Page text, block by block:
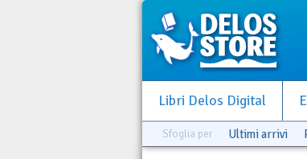
Libri Delos Digital
Sfoglia per Ultimi arrivi